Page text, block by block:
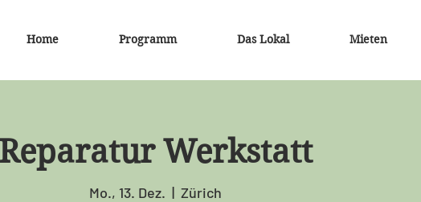
Home Programm Das Lokal Mieten
Reparatur Werkstatt
Mo., 13. Dez.
  |
Zürich